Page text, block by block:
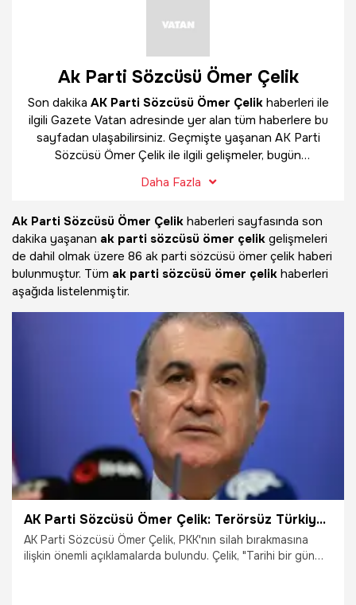
Ak Parti Sözcüsü Ömer Çelik
Son dakika AK Parti Sözcüsü Ömer Çelikhaberleri ile
ilgili Gazete Vatan adresinde yer alan tüm haberlere bu
sayfadan ulaşabilirsiniz. Geçmişte yaşanan AK Parti
Sözcüsü Ömer Çelik ile ilgili gelişmeler, bugün
Parti Sözcüsü Ömer Çelik
Daha Fazla
Ak Parti Sözcüsü Ömer Çelik haberleri sayfasında son
dakika yaşanan ak parti sözcüsü ömer çelik gelişmeleri
de dahil olmak üzere 86 ak parti sözcüsü ömer çelik haberi
bulunmuştur. Tüm ak parti sözcüsü ömer çelik haberleri
aşağıda listelenmiştir.
AK Parti Sözcüsü Ömer Çelik: Terörsüz Türkiye devlet politikası haline geldi
AK Parti Sözcüsü Ömer Çelik, PKK'nın silah bırakmasına
ilişkin önemli açıklamalarda bulundu. Çelik, "Tarihi bir gün